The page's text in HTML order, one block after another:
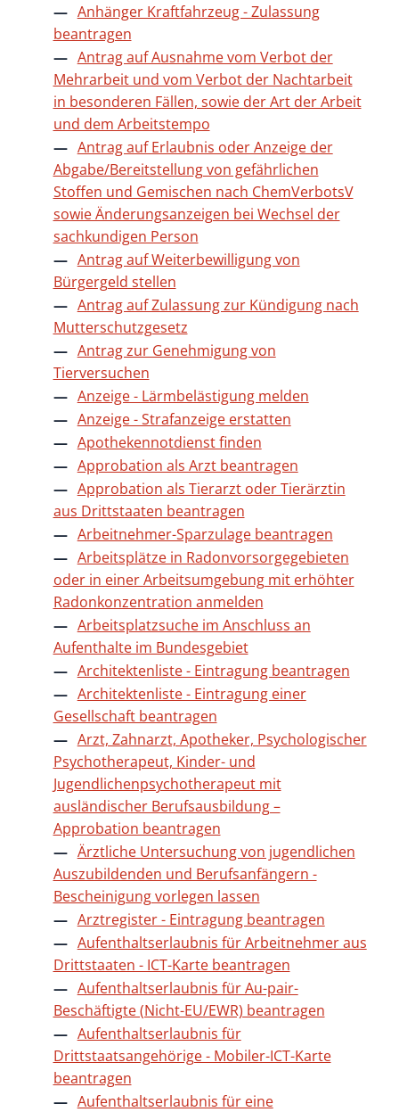
Anhänger Kraftfahrzeug - Zulassung
beantragen
Antrag auf Ausnahme vom Verbot der
Mehrarbeit und vom Verbot der Nachtarbeit
in besonderen Fällen, sowie der Art der Arbeit
und dem Arbeitstempo
Antrag auf Erlaubnis oder Anzeige der
Abgabe/Bereitstellung von gefährlichen
Stoffen und Gemischen nach ChemVerbotsV
sowie Änderungsanzeigen bei Wechsel der
sachkundigen Person
Antrag auf Weiterbewilligung von
Bürgergeld stellen
Antrag auf Zulassung zur Kündigung nach
Mutterschutzgesetz
Antrag zur Genehmigung von
Tierversuchen
Anzeige - Lärmbelästigung melden
Anzeige - Strafanzeige erstatten
Apothekennotdienst finden
Approbation als Arzt beantragen
Approbation als Tierarzt oder Tierärztin
aus Drittstaaten beantragen
Arbeitnehmer-Sparzulage beantragen
Arbeitsplätze in Radonvorsorgegebieten
oder in einer Arbeitsumgebung mit erhöhter
Radonkonzentration anmelden
Arbeitsplatzsuche im Anschluss an
Aufenthalte im Bundesgebiet
Architektenliste - Eintragung beantragen
Architektenliste - Eintragung einer
Gesellschaft beantragen
Arzt, Zahnarzt, Apotheker, Psychologischer
Psychotherapeut, Kinder- und
Jugendlichenpsychotherapeut mit
ausländischer Berufsausbildung –
Approbation beantragen
Ärztliche Untersuchung von jugendlichen
Auszubildenden und Berufsanfängern -
Bescheinigung vorlegen lassen
Arztregister - Eintragung beantragen
Aufenthaltserlaubnis für Arbeitnehmer aus
Drittstaaten - ICT-Karte beantragen
Aufenthaltserlaubnis für Au-pair-
Beschäftigte (Nicht-EU/EWR) beantragen
Aufenthaltserlaubnis für
Drittstaatsangehörige - Mobiler-ICT-Karte
beantragen
Aufenthaltserlaubnis für eine